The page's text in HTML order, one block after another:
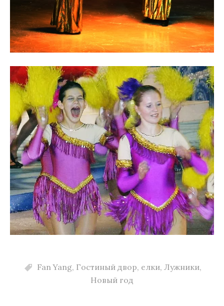
Fan Yang, Гостиный двор, елки, Лужники,
Новый год